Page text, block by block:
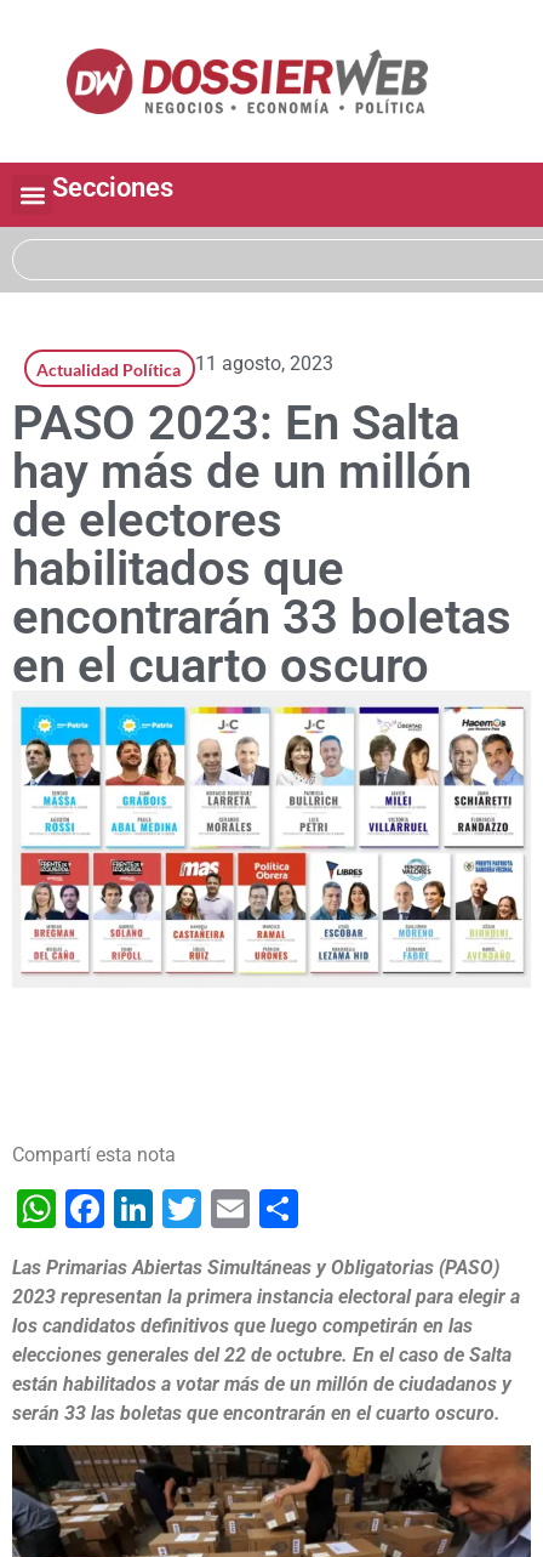
Secciones
Actualidad Política 11 agosto, 2023
PASO 2023: En Salta
hay más de un millón
de electores
habilitados que
encontrarán 33 boletas
en el cuarto oscuro
Compartí esta nota
WhatsApp
Facebook
LinkedIn
Twitter
Email
Las Primarias Abiertas Simultáneas y Obligatorias (PASO)
2023 representan la primera instancia electoral para elegir a
los candidatos definitivos que luego competirán en las
elecciones generales del 22 de octubre. En el caso de Salta
están habilitados a votar más de un millón de ciudadanos y
serán 33 las boletas que encontrarán en el cuarto oscuro.